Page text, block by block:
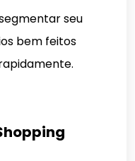
seu
bem feitos